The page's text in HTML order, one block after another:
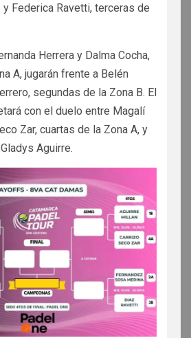
Federica Ravetti, terceras de
Herrera y Dalma Cocha,
A, jugarán frente a Belén
segundas de la Zona B. El
con el duelo entre Magalí
Zar, cuartas de la Zona A, y
Aguirre.